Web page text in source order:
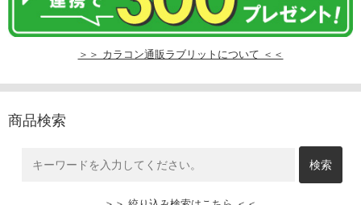
＞＞ カラコン通販ラブリットについて ＜＜
商品検索